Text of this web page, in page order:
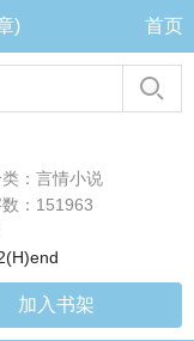
) 首页
：言情小说
：151963
加入书架